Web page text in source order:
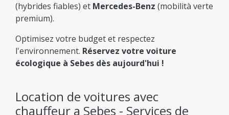
(hybrides fiables) et Mercedes-Benz (mobilità verte
premium).
Optimisez votre budget et respectez
l'environnement. Réservez votre voiture
écologique à Sebes dès aujourd'hui !
Location de voitures avec
chauffeur a Sebes - Services de